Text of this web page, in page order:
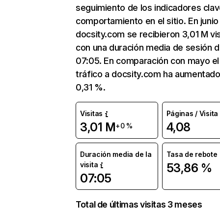
seguimiento de los indicadores
comportamiento en el sitio. En junio
docsity.com se recibieron 3,01 M
con una duración media de sesión
07:05. En comparación con mayo el
tráfico a docsity.com ha
0,31 %.
Visitas
3,01 M+0 %
Páginas / Visita
4,08
Duración media de la
visita
07:05
Tasa de rebote
53,86 %
Total de últimas visitas 3 meses